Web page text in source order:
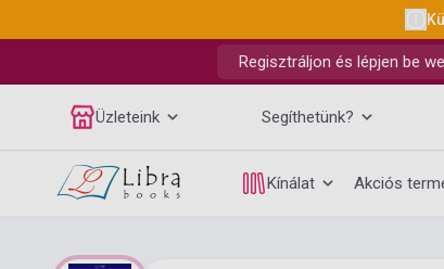
Regisztráljon és lépjen be
Üzleteink Segíthetünk?
Kínálat Akciós